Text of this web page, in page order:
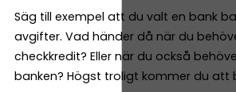
Säg till exempel att du valt en bank
avgifter. Vad händer då när du
checkkredit? Eller när du också
banken? Högst troligt kommer du att